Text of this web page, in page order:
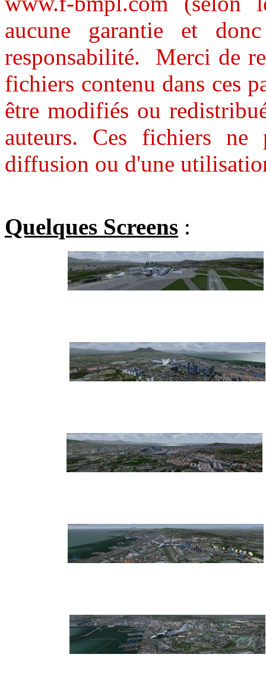
aucune garantie et
responsabilité. Merci de
fichiers contenu dans ces
être modifiés ou
auteurs. Ces fichiers
diffusion ou d'une
Quelques Screens :